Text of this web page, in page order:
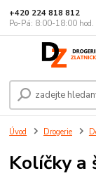
+420 224 818 812
Po-Pá: 8:00-18:00 hod.
Úvod Drogerie
Kolíčky a